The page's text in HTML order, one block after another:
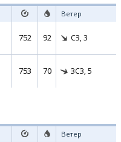
Ветер
752 92 СЗ, 3
753 70 ЗСЗ, 5
Ветер